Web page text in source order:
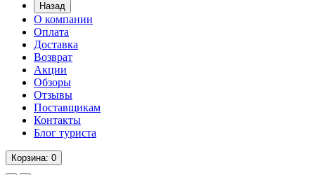
Назад
О компании
Оплата
Доставка
Возврат
Акции
Обзоры
Отзывы
Поставщикам
Контакты
Блог туриста
Корзина: 0